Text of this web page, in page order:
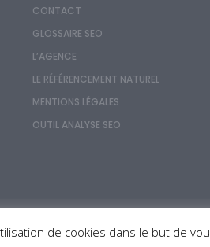
CONTACT
GLOSSAIRE SEO
L’AGENCE
LE RÉFÉRENCEMENT NATUREL
MENTIONS LÉGALES
OUTIL ANALYSE SEO
de cookies dans le but de